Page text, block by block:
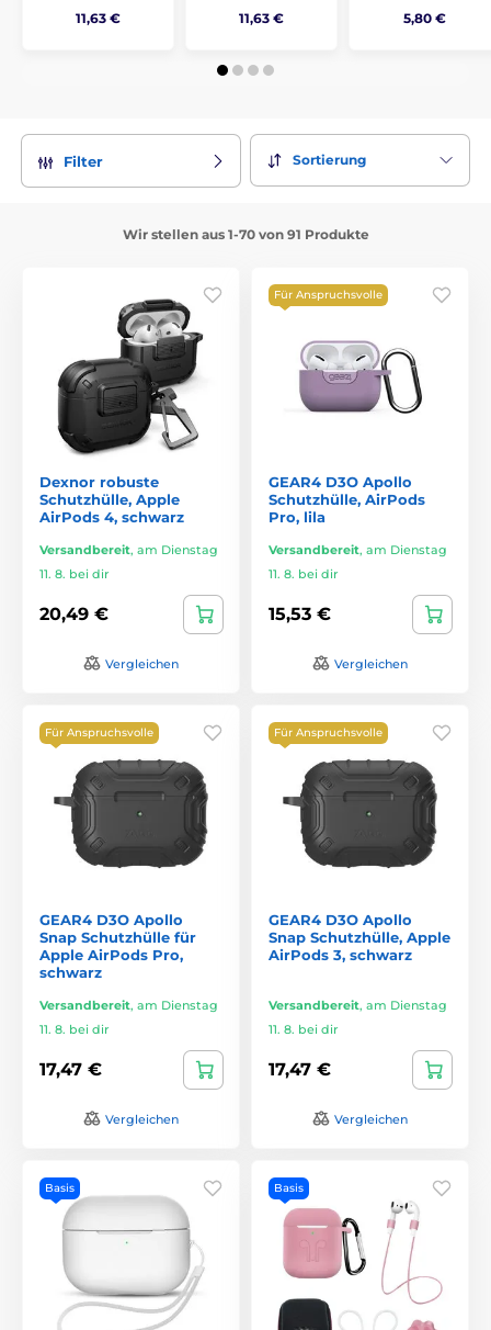
11,63 €
11,63 €
5,80 €
Filter Sortierung
Wir stellen aus 1-70 von 91 Produkte
Dexnor robuste
Schutzhülle, Apple
AirPods 4, schwarz
Versandbereit, am Dienstag
11. 8. bei dir
20,49 €
Vergleichen
Für Anspruchsvolle
GEAR4 D3O Apollo
Schutzhülle, AirPods
Pro, lila
Versandbereit, am Dienstag
11. 8. bei dir
15,53 €
Vergleichen
Für Anspruchsvolle
GEAR4 D3O Apollo
Snap Schutzhülle für
Apple AirPods Pro,
schwarz
Versandbereit, am Dienstag
11. 8. bei dir
17,47 €
Vergleichen
Für Anspruchsvolle
GEAR4 D3O Apollo
Snap Schutzhülle, Apple
AirPods 3, schwarz
Versandbereit, am Dienstag
11. 8. bei dir
17,47 €
Vergleichen
Basis Basis